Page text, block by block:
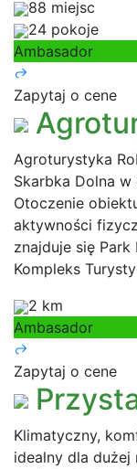
88 miejsc
24 pokoje
Ambasador
Zapytaj o cene
Agroturystyka
Skarbka Dolna w
Otoczenie
aktywności
znajduje się Park
Kompleks
2 km
Ambasador
Zapytaj o cene
Klimatyczny,
idealny dla dużej